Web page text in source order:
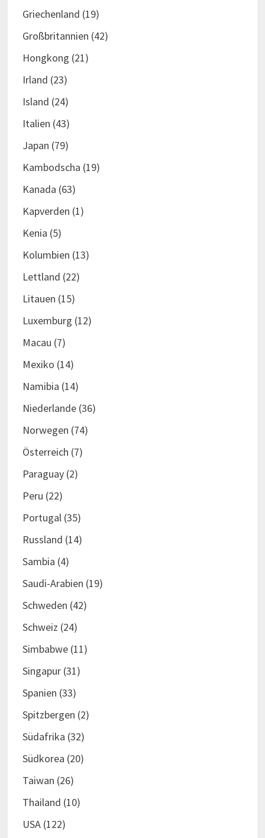
Griechenland (19)
Großbritannien (42)
Hongkong (21)
Irland (23)
Island (24)
Italien (43)
Japan (79)
Kambodscha (19)
Kanada (63)
Kapverden (1)
Kenia (5)
Kolumbien (13)
Lettland (22)
Litauen (15)
Luxemburg (12)
Macau (7)
Mexiko (14)
Namibia (14)
Niederlande(36)
Norwegen (74)
Österreich (7)
Paraguay(2)
Peru (22)
Portugal(35)
Russland (14)
Sambia (4)
Saudi-Arabien (19)
Schweden (42)
Schweiz (24)
Simbabwe(11)
Singapur(31)
Spanien (33)
Spitzbergen (2)
Südafrika (32)
Südkorea (20)
Taiwan (26)
Thailand (10)
USA(122)